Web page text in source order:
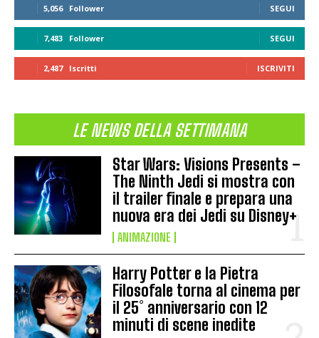
5,056 Follower SEGUI
7,483 Follower SEGUI
2,487 Iscritti ISCRIVITI
LE NEWS DELLA SETTIMANA
Star Wars: Visions Presents –
The Ninth Jedi si mostra con
il trailer finale e prepara una
nuova era dei Jedi su Disney+
ANIMAZIONE
Harry Potter e la Pietra
Filosofale torna al cinema per
il 25° anniversario con 12
minuti di scene inedite